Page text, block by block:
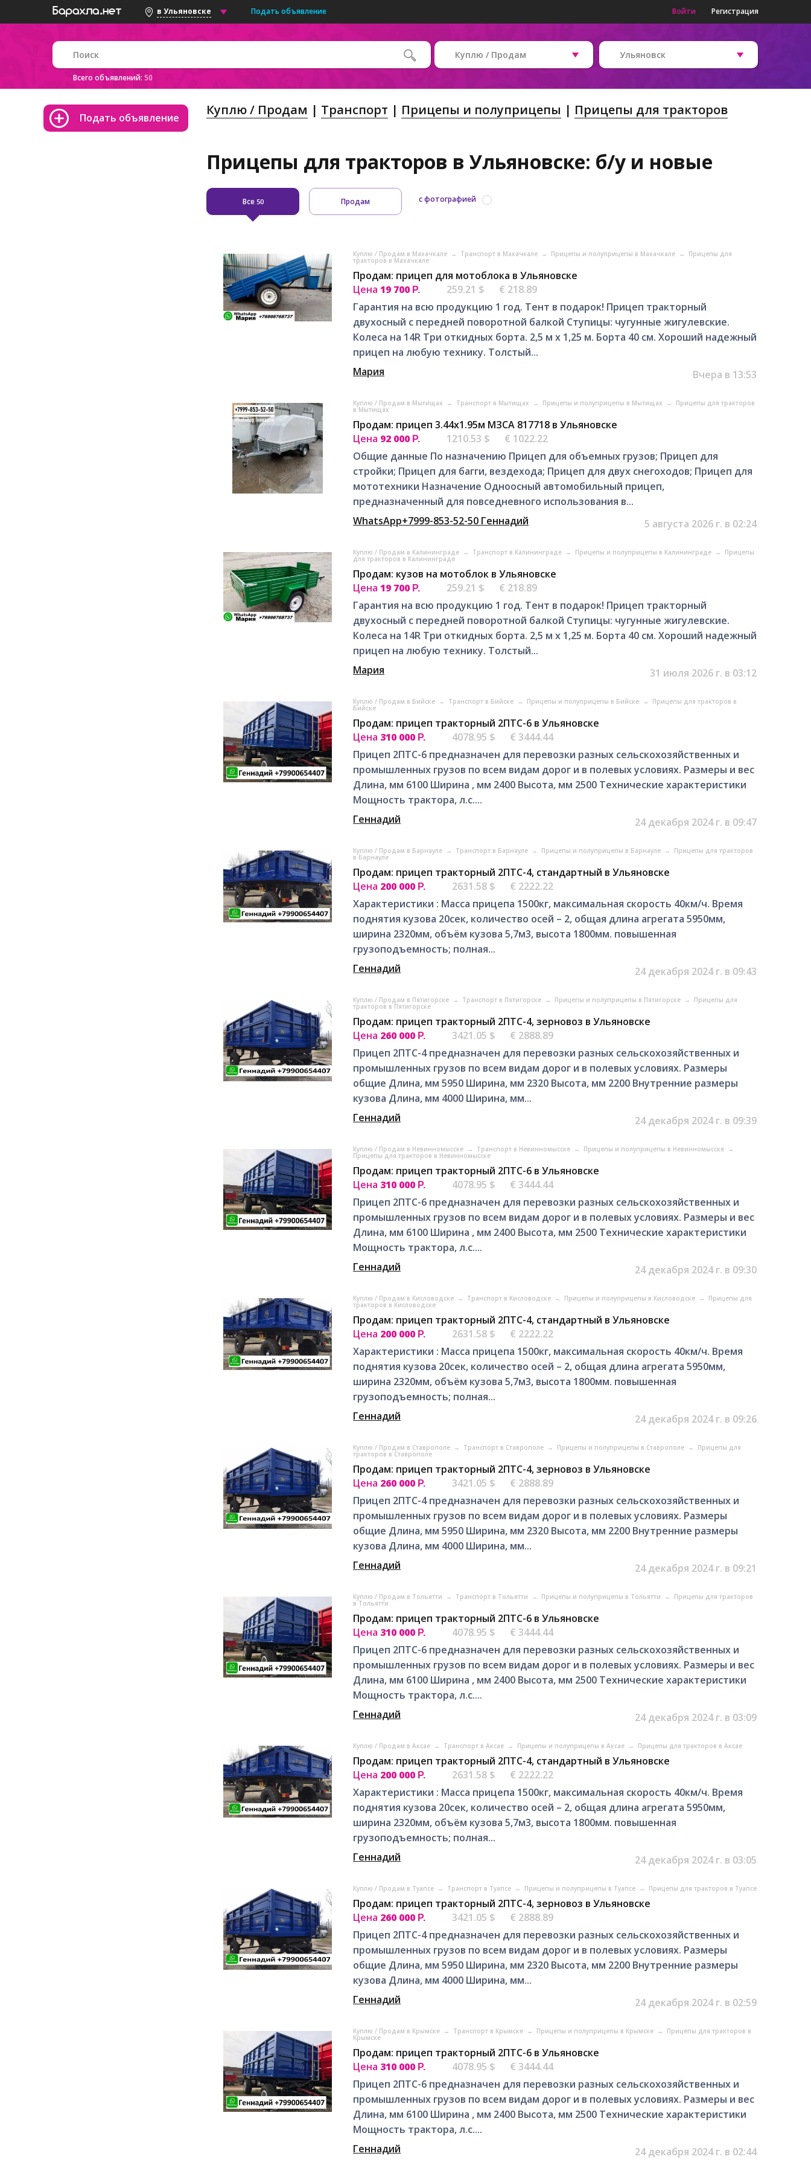
в Ульяновске Подать объявление Войти Регистрация
Всего объявлений: 50
Куплю / Продам Ульяновск
Подать объявление Куплю / Продам Транспорт Прицепы и полуприцепы Прицепы для тракторов
Прицепы для тракторов в Ульяновске: б/у и новые
Все 50 Продам с фотографией
Куплю / Продам в Махачкале → Транспорт в Махачкале → Прицепы и полуприцепы в Махачкале → Прицепы для
тракторов в Махачкале
Продам: прицеп для мотоблока в Ульяновске
Цена 19 700 Р. 259.21 $
€ 218.89
Гарантия на всю продукцию 1 год. Тент в подарок! Прицеп тракторный
двухосный с передней поворотной балкой Ступицы: чугунные жигулевские.
Колеса на 14R Три откидных борта. 2,5 м х 1,25 м. Борта 40 см. Хороший надежный
прицеп на любую технику. Толстый...
Мария
Вчера в 13:53
Куплю / Продам в Мытищах → Транспорт в Мытищах → Прицепы и полуприцепы в Мытищах → Прицепы для тракторов
в Мытищах
Продам: прицеп 3.44х1.95м МЗСА 817718 в Ульяновске
Цена 92 000 Р. 1210.53 $
€ 1022.22
Общие данные По назначению Прицеп для объемных грузов; Прицеп для
стройки; Прицеп для багги, вездехода; Прицеп для двух снегоходов; Прицеп для
мототехники Назначение Одноосный автомобильный прицеп,
предназначенный для повседневного использования в...
WhatsApp+7999-853-52-50 Геннадий
5 августа 2026 г. в 02:24
Куплю / Продам в Калининграде → Транспорт в Калининграде → Прицепы и полуприцепы в Калининграде → Прицепы
для тракторов в Калининграде
Продам: кузов на мотоблок в Ульяновске
Цена 19 700 Р. 259.21 $
€ 218.89
Гарантия на всю продукцию 1 год. Тент в подарок! Прицеп тракторный
двухосный с передней поворотной балкой Ступицы: чугунные жигулевские.
Колеса на 14R Три откидных борта. 2,5 м х 1,25 м. Борта 40 см. Хороший надежный
прицеп на любую технику. Толстый...
Мария
31 июля 2026 г. в 03:12
Куплю / Продам в Бийске → Транспорт в Бийске → Прицепы и полуприцепы в Бийске → Прицепы для тракторов в
Бийске
Продам: прицеп тракторный 2ПТС-6 в Ульяновске
Цена 310 000 Р. 4078.95 $
€ 3444.44
Прицеп 2ПТС-6 предназначен для перевозки разных сельскохозяйственных и
промышленных грузов по всем видам дорог и в полевых условиях. Размеры и вес
Длина, мм 6100 Ширина , мм 2400 Высота, мм 2500 Технические характеристики
Мощность трактора, л.с....
Геннадий
24 декабря 2024 г. в 09:47
Куплю / Продам в Барнауле → Транспорт в Барнауле → Прицепы и полуприцепы в Барнауле → Прицепы для тракторов
в Барнауле
Продам: прицеп тракторный 2ПТС-4, стандартный в Ульяновске
Цена 200 000 Р. 2631.58 $
€ 2222.22
Характеристики : Масса прицепа 1500кг, максимальная скорость 40км/ч. Время
поднятия кузова 20сек, количество осей – 2, общая длина агрегата 5950мм,
ширина 2320мм, объём кузова 5,7м3, высота 1800мм. повышенная
грузоподъемность; полная...
Геннадий
24 декабря 2024 г. в 09:43
Куплю / Продам в Пятигорске → Транспорт в Пятигорске → Прицепы и полуприцепы в Пятигорске → Прицепы для
тракторов в Пятигорске
Продам: прицеп тракторный 2ПТС-4, зерновоз в Ульяновске
Цена 260 000 Р. 3421.05 $
€ 2888.89
Прицеп 2ПТС-4 предназначен для перевозки разных сельскохозяйственных и
промышленных грузов по всем видам дорог и в полевых условиях. Размеры
общие Длина, мм 5950 Ширина, мм 2320 Высота, мм 2200 Внутренние размеры
кузова Длина, мм 4000 Ширина, мм...
Геннадий
24 декабря 2024 г. в 09:39
Куплю / Продам в Невинномысске → Транспорт в Невинномысске → Прицепы и полуприцепы в Невинномысске →
Прицепы для тракторов в Невинномысске
Продам: прицеп тракторный 2ПТС-6 в Ульяновске
Цена 310 000 Р. 4078.95 $
€ 3444.44
Прицеп 2ПТС-6 предназначен для перевозки разных сельскохозяйственных и
промышленных грузов по всем видам дорог и в полевых условиях. Размеры и вес
Длина, мм 6100 Ширина , мм 2400 Высота, мм 2500 Технические характеристики
Мощность трактора, л.с....
Геннадий
24 декабря 2024 г. в 09:30
Куплю / Продам в Кисловодске → Транспорт в Кисловодске → Прицепы и полуприцепы в Кисловодске → Прицепы для
тракторов в Кисловодске
Продам: прицеп тракторный 2ПТС-4, стандартный в Ульяновске
Цена 200 000 Р. 2631.58 $
€ 2222.22
Характеристики : Масса прицепа 1500кг, максимальная скорость 40км/ч. Время
поднятия кузова 20сек, количество осей – 2, общая длина агрегата 5950мм,
ширина 2320мм, объём кузова 5,7м3, высота 1800мм. повышенная
грузоподъемность; полная...
Геннадий
24 декабря 2024 г. в 09:26
Куплю / Продам в Ставрополе → Транспорт в Ставрополе → Прицепы и полуприцепы в Ставрополе → Прицепы для
тракторов в Ставрополе
Продам: прицеп тракторный 2ПТС-4, зерновоз в Ульяновске
Цена 260 000 Р. 3421.05 $
€ 2888.89
Прицеп 2ПТС-4 предназначен для перевозки разных сельскохозяйственных и
промышленных грузов по всем видам дорог и в полевых условиях. Размеры
общие Длина, мм 5950 Ширина, мм 2320 Высота, мм 2200 Внутренние размеры
кузова Длина, мм 4000 Ширина, мм...
Геннадий
24 декабря 2024 г. в 09:21
Куплю / Продам в Тольятти → Транспорт в Тольятти → Прицепы и полуприцепы в Тольятти → Прицепы для тракторов
в Тольятти
Продам: прицеп тракторный 2ПТС-6 в Ульяновске
Цена 310 000 Р. 4078.95 $
€ 3444.44
Прицеп 2ПТС-6 предназначен для перевозки разных сельскохозяйственных и
промышленных грузов по всем видам дорог и в полевых условиях. Размеры и вес
Длина, мм 6100 Ширина , мм 2400 Высота, мм 2500 Технические характеристики
Мощность трактора, л.с....
Геннадий
24 декабря 2024 г. в 03:09
Куплю / Продам в Аксае → Транспорт в Аксае → Прицепы и полуприцепы в Аксае → Прицепы для тракторов в Аксае
Продам: прицеп тракторный 2ПТС-4, стандартный в Ульяновске
Цена 200 000 Р. 2631.58 $
€ 2222.22
Характеристики : Масса прицепа 1500кг, максимальная скорость 40км/ч. Время
поднятия кузова 20сек, количество осей – 2, общая длина агрегата 5950мм,
ширина 2320мм, объём кузова 5,7м3, высота 1800мм. повышенная
грузоподъемность; полная...
Геннадий
24 декабря 2024 г. в 03:05
Куплю / Продам в Туапсе → Транспорт в Туапсе → Прицепы и полуприцепы в Туапсе → Прицепы для тракторов в Туапсе
Продам: прицеп тракторный 2ПТС-4, зерновоз в Ульяновске
Цена 260 000 Р. 3421.05 $
€ 2888.89
Прицеп 2ПТС-4 предназначен для перевозки разных сельскохозяйственных и
промышленных грузов по всем видам дорог и в полевых условиях. Размеры
общие Длина, мм 5950 Ширина, мм 2320 Высота, мм 2200 Внутренние размеры
кузова Длина, мм 4000 Ширина, мм...
Геннадий
24 декабря 2024 г. в 02:59
Куплю / Продам в Крымске → Транспорт в Крымске → Прицепы и полуприцепы в Крымске → Прицепы для тракторов в
Крымске
Продам: прицеп тракторный 2ПТС-6 в Ульяновске
Цена 310 000 Р. 4078.95 $
€ 3444.44
Прицеп 2ПТС-6 предназначен для перевозки разных сельскохозяйственных и
промышленных грузов по всем видам дорог и в полевых условиях. Размеры и вес
Длина, мм 6100 Ширина , мм 2400 Высота, мм 2500 Технические характеристики
Мощность трактора, л.с....
Геннадий
24 декабря 2024 г. в 02:44